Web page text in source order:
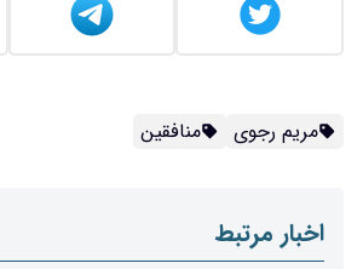
مریم رجوی منافقین
اخبار مرتبط